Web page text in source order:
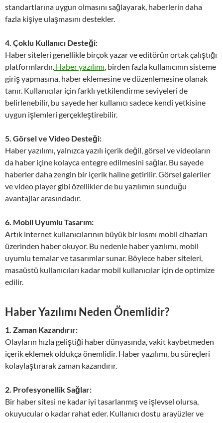
standartlarına uygun olmasını sağlayarak, haberlerin daha
fazla kişiye ulaşmasını destekler.
4. Çoklu Kullanıcı Desteği:
Haber siteleri genellikle birçok yazar ve editörün ortak çalıştığı
platformlardır. Haber yazılımı, birden fazla kullanıcının sisteme
giriş yapmasına, haber eklemesine ve düzenlemesine olanak
tanır. Kullanıcılar için farklı yetkilendirme seviyeleri de
belirlenebilir, bu sayede her kullanıcı sadece kendi yetkisine
uygun işlemleri gerçekleştirebilir.
5. Görsel ve Video Desteği:
Haber yazılımı, yalnızca yazılı içerik değil, görsel ve videoların
da haber içine kolayca entegre edilmesini sağlar. Bu sayede
haberler daha zengin bir içerik haline getirilir. Görsel galeriler
ve video player gibi özellikler de bu yazılımın sunduğu
avantajlar arasındadır.
6. Mobil Uyumlu Tasarım:
Artık internet kullanıcılarının büyük bir kısmı mobil cihazları
üzerinden haber okuyor. Bu nedenle haber yazılımı, mobil
uyumlu temalar ve tasarımlar sunar. Böylece haber siteleri,
masaüstü kullanıcıları kadar mobil kullanıcılar için de optimize
edilir.
Haber Yazılımı Neden Önemlidir?
1. Zaman Kazandırır:
Olayların hızla geliştiği haber dünyasında, vakit kaybetmeden
içerik eklemek oldukça önemlidir. Haber yazılımı, bu süreçleri
kolaylaştırarak zaman kazandırır.
2. Profesyonellik Sağlar:
Bir haber sitesi ne kadar iyi tasarlanmış ve işlevsel olursa,
okuyucular o kadar rahat eder. Kullanıcı dostu arayüzler ve